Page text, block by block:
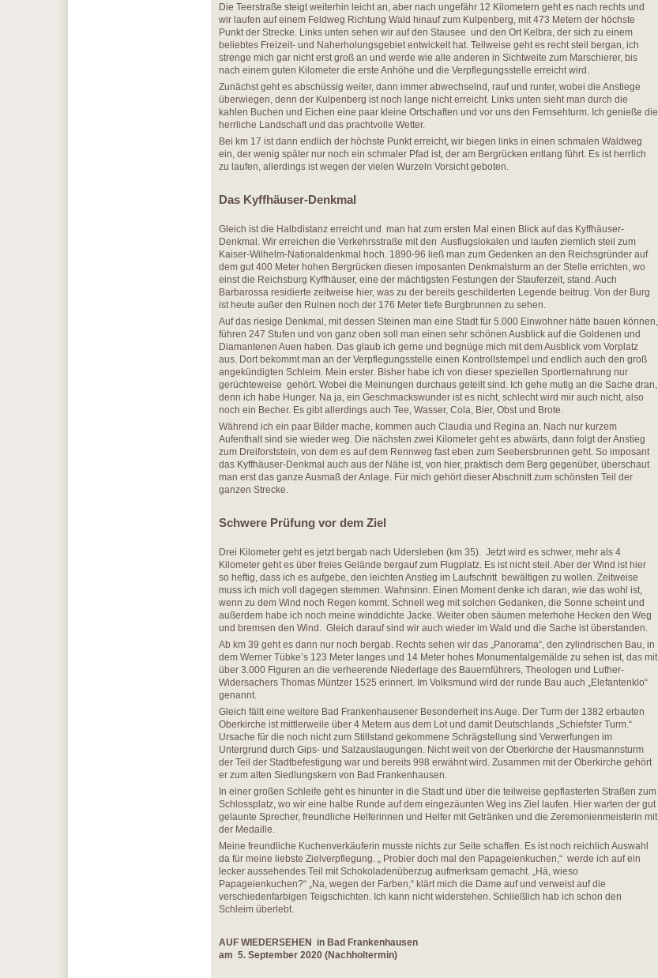
Die Teerstraße steigt weiterhin leicht an, aber nach ungefähr 12 Kilometern geht es nach rechts und
wir laufen auf einem Feldweg Richtung Wald hinauf zum Kulpenberg, mit 473 Metern der höchste
Punkt der Strecke. Links unten sehen wir auf den Stausee und den Ort Kelbra, der sich zu einem
beliebtes Freizeit- und Naherholungsgebiet entwickelt hat. Teilweise geht es recht steil bergan, ich
strenge mich gar nicht erst groß an und werde wie alle anderen in Sichtweite zum Marschierer, bis
nach einem guten Kilometer die erste Anhöhe und die Verpflegungsstelle erreicht wird.
Zunächst geht es abschüssig weiter, dann immer abwechselnd, rauf und runter, wobei die Anstiege
überwiegen, denn der Kulpenberg ist noch lange nicht erreicht. Links unten sieht man durch die
kahlen Buchen und Eichen eine paar kleine Ortschaften und vor uns den Fernsehturm. Ich genieße die
herrliche Landschaft und das prachtvolle Wetter.
Bei km 17 ist dann endlich der höchste Punkt erreicht, wir biegen links in einen schmalen Waldweg
ein, der wenig später nur noch ein schmaler Pfad ist, der am Bergrücken entlang führt. Es ist herrlich
zu laufen, allerdings ist wegen der vielen Wurzeln Vorsicht geboten.
Das Kyffhäuser-Denkmal
Gleich ist die Halbdistanz erreicht und man hat zum ersten Mal einen Blick auf das Kyffhäuser-
Denkmal. Wir erreichen die Verkehrsstraße mit den Ausflugslokalen und laufen ziemlich steil zum
Kaiser-Wilhelm-Nationaldenkmal hoch. 1890-96 ließ man zum Gedenken an den Reichsgründer auf
dem gut 400 Meter hohen Bergrücken diesen imposanten Denkmalsturm an der Stelle errichten, wo
einst die Reichsburg Kyffhäuser, eine der mächtigsten Festungen der Stauferzeit, stand. Auch
Barbarossa residierte zeitweise hier, was zu der bereits geschilderten Legende beitrug. Von der Burg
ist heute außer den Ruinen noch der 176 Meter tiefe Burgbrunnen zu sehen.
Auf das riesige Denkmal, mit dessen Steinen man eine Stadt für 5.000 Einwohner hätte bauen können,
führen 247 Stufen und von ganz oben soll man einen sehr schönen Ausblick auf die Goldenen und
Diamantenen Auen haben. Das glaub ich gerne und begnüge mich mit dem Ausblick vom Vorplatz
aus. Dort bekommt man an der Verpflegungsstelle einen Kontrollstempel und endlich auch den groß
angekündigten Schleim. Mein erster. Bisher habe ich von dieser speziellen Sportlernahrung nur
gerüchteweise gehört. Wobei die Meinungen durchaus geteilt sind. Ich gehe mutig an die Sache dran,
denn ich habe Hunger. Na ja, ein Geschmackswunder ist es nicht, schlecht wird mir auch nicht, also
noch ein Becher. Es gibt allerdings auch Tee, Wasser, Cola, Bier, Obst und Brote.
Während ich ein paar Bilder mache, kommen auch Claudia und Regina an. Nach nur kurzem
Aufenthalt sind sie wieder weg. Die nächsten zwei Kilometer geht es abwärts, dann folgt der Anstieg
zum Dreiforststein, von dem es auf dem Rennweg fast eben zum Seebersbrunnen geht. So imposant
das Kyffhäuser-Denkmal auch aus der Nähe ist, von hier, praktisch dem Berg gegenüber, überschaut
man erst das ganze Ausmaß der Anlage. Für mich gehört dieser Abschnitt zum schönsten Teil der
ganzen Strecke.
Schwere Prüfung vor dem Ziel
Drei Kilometer geht es jetzt bergab nach Udersleben (km 35). Jetzt wird es schwer, mehr als 4
Kilometer geht es über freies Gelände bergauf zum Flugplatz. Es ist nicht steil. Aber der Wind ist hier
so heftig, dass ich es aufgebe, den leichten Anstieg im Laufschritt bewältigen zu wollen. Zeitweise
muss ich mich voll dagegen stemmen. Wahnsinn. Einen Moment denke ich daran, wie das wohl ist,
wenn zu dem Wind noch Regen kommt. Schnell weg mit solchen Gedanken, die Sonne scheint und
außerdem habe ich noch meine winddichte Jacke. Weiter oben säumen meterhohe Hecken den Weg
und bremsen den Wind. Gleich darauf sind wir auch wieder im Wald und die Sache ist überstanden.
Ab km 39 geht es dann nur noch bergab. Rechts sehen wir das „Panorama“, den zylindrischen Bau, in
dem Werner Tübke’s 123 Meter langes und 14 Meter hohes Monumentalgemälde zu sehen ist, das mit
über 3.000 Figuren an die verheerende Niederlage des Bauernführers, Theologen und Luther-
Widersachers Thomas Müntzer 1525 erinnert. Im Volksmund wird der runde Bau auch „Elefantenklo“
genannt.
Gleich fällt eine weitere Bad Frankenhausener Besonderheit ins Auge. Der Turm der 1382 erbauten
Oberkirche ist mittlerweile über 4 Metern aus dem Lot und damit Deutschlands „Schiefster Turm.“
Ursache für die noch nicht zum Stillstand gekommene Schrägstellung sind Verwerfungen im
Untergrund durch Gips- und Salzauslaugungen. Nicht weit von der Oberkirche der Hausmannsturm
der Teil der Stadtbefestigung war und bereits 998 erwähnt wird. Zusammen mit der Oberkirche gehört
er zum alten Siedlungskern von Bad Frankenhausen.
In einer großen Schleife geht es hinunter in die Stadt und über die teilweise gepflasterten Straßen zum
Schlossplatz, wo wir eine halbe Runde auf dem eingezäunten Weg ins Ziel laufen. Hier warten der gut
gelaunte Sprecher, freundliche Helferinnen und Helfer mit Getränken und die Zeremonienmeisterin mit
der Medaille.
Meine freundliche Kuchenverkäuferin musste nichts zur Seite schaffen. Es ist noch reichlich Auswahl
da für meine liebste Zielverpflegung. „ Probier doch mal den Papageienkuchen,“ werde ich auf ein
lecker aussehendes Teil mit Schokoladenüberzug aufmerksam gemacht. „Hä, wieso
Papageienkuchen?“ „Na, wegen der Farben,“ klärt mich die Dame auf und verweist auf die
verschiedenfarbigen Teigschichten. Ich kann nicht widerstehen. Schließlich hab ich schon den
Schleim überlebt.
AUF WIEDERSEHEN in Bad Frankenhausen
am 5. September 2020 (Nachholtermin)